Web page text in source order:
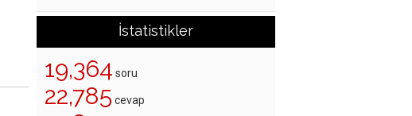
İstatistikler
19,364 soru
22,785 cevap